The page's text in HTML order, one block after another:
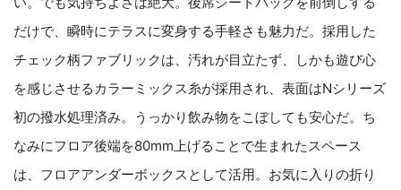
だけで、瞬時にテラスに変身する手軽さも魅力だ。採用した
チェック柄ファブリックは、汚れが目立たず、しかも遊び心
を感じさせるカラーミックス糸が採用され、表面はNシリーズ
初の撥水処理済み。うっかり飲み物をこぼしても安心だ。ち
なみにフロア後端を80mm上げることで生まれたスペース
は、フロアアンダーボックスとして活用。お気に入りの折り